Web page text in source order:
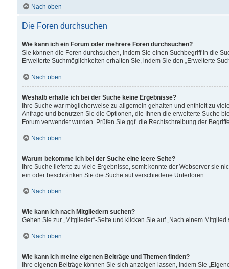
Nach oben
Die Foren durchsuchen
Wie kann ich ein Forum oder mehrere Foren durchsuchen?
Sie können die Foren durchsuchen, indem Sie einen Suchbegriff in die
Erweiterte Suchmöglichkeiten erhalten Sie, indem Sie den „Erweiterte
Nach oben
Weshalb erhalte ich bei der Suche keine Ergebnisse?
Ihre Suche war möglicherweise zu allgemein gehalten und enthielt zu
Anfrage und benutzen Sie die Optionen, die Ihnen die erweiterte Suche
Forum verwendet wurden. Prüfen Sie ggf. die Rechtschreibung der
Nach oben
Warum bekomme ich bei der Suche eine leere Seite?
Ihre Suche lieferte zu viele Ergebnisse, somit konnte der Webserver sie
ein oder beschränken Sie die Suche auf verschiedene Unterforen.
Nach oben
Wie kann ich nach Mitgliedern suchen?
Gehen Sie zur „Mitglieder“-Seite und klicken Sie auf „Nach einem Mitglied
Nach oben
Wie kann ich meine eigenen Beiträge und Themen finden?
Ihre eigenen Beiträge können Sie sich anzeigen lassen, indem Sie